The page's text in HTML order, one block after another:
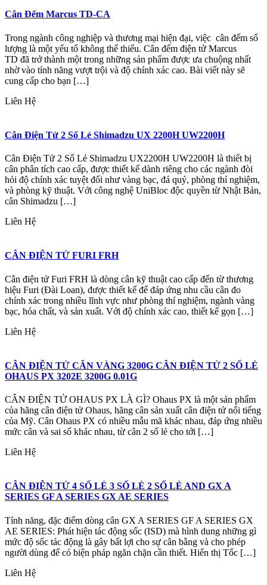
Cân Đếm Marcus TD-CA
Trong ngành công nghiệp và thương mại hiện đại, việc cân đếm số
lượng là một yếu tố không thể thiếu. Cân đếm điện tử Marcus
TD đã trở thành một trong những sản phẩm được ưa chuộng nhất
nhờ vào tính năng vượt trội và độ chính xác cao. Bài viết này sẽ
cung cấp cho bạn […]
Liên Hệ
Cân Điện Tử 2 Số Lẻ Shimadzu UX 2200H UW2200H
Cân Điện Tử 2 Số Lẻ Shimadzu UX2200H UW2200H là thiết bị
cân phân tích cao cấp, được thiết kế dành riêng cho các ngành đòi
hỏi độ chính xác tuyệt đối như vàng bạc, đá quý, phòng thí nghiệm,
và phòng kỹ thuật. Với công nghệ UniBloc độc quyền từ Nhật Bản,
cân Shimadzu […]
Liên Hệ
CÂN ĐIỆN TỬ FURI FRH
Cân điện tử Furi FRH là dòng cân kỹ thuật cao cấp đến từ thương
hiệu Furi (Đài Loan), được thiết kế để đáp ứng nhu cầu cân đo
chính xác trong nhiều lĩnh vực như phòng thí nghiệm, ngành vàng
bạc, hóa chất, và sản xuất. Với độ chính xác cao, thiết kế gọn […]
Liên Hệ
CÂN ĐIỆN TỬ CÂN VÀNG 3200G CÂN ĐIỆN TỬ 2 SỐ LẺ
OHAUS PX 3202E 3200G 0.01G
CÂN ĐIỆN TỬ OHAUS PX LÀ GÌ? Ohaus PX là một sản phẩm
của hãng cân điện tử Ohaus, hãng cân sản xuất cân điện tử nổi tiếng
của Mỹ. Cân Ohaus PX có nhiều mẫu mã khác nhau, đáp ứng nhiều
mức cân và sai số khác nhau, từ cân 2 số lẻ cho tới […]
Liên Hệ
CÂN ĐIỆN TỬ 4 SỐ LẺ 3 SỐ LẺ 2 SỐ LẺ AND GX A
SERIES GF A SERIES GX AE SERIES
Tính năng, đặc điểm dòng cân GX A SERIES GF A SERIES GX
AE SERIES: Phát hiện tác động sốc (ISD) mà hình dung những gì
mức độ sốc tác động là gây bất lợi cho sự cân bằng và cho phép
người dùng để có biện pháp ngăn chặn cần thiết. Hiển thị Tốc […]
Liên Hệ